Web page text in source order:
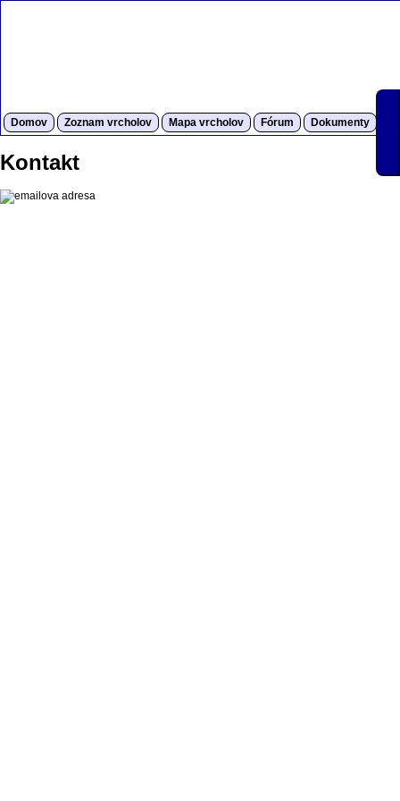
Domov Zoznam vrcholov Mapa vrcholov Fórum Dokumenty
Kontakt